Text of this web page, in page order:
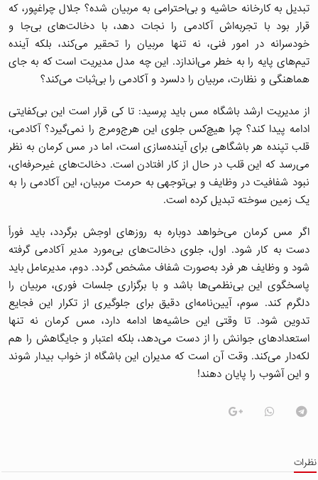
تبدیل به کارخانه حاشیه و بی‌احترامی به مربیان شده؟ جلال چراغپور، که
قرار بود با تجربه‌اش آکادمی را نجات دهد، با دخالت‌های بی‌جا و
خودسرانه در امور فنی، نه تنها مربیان را تحقیر می‌کند، بلکه آینده
تیم‌های پایه را به خطر می‌اندازد. این چه مدل مدیریت است که به جای
هماهنگی و نظارت، مربیان را دلسرد و آکادمی را بی‌ثبات می‌کند؟
از مدیریت ارشد باشگاه مس باید پرسید: تا کی قرار است این بی‌کفایتی
ادامه پیدا کند؟ چرا هیچ‌کس جلوی این هرج‌ومرج را نمی‌گیرد؟ آکادمی،
قلب تپنده هر باشگاهی برای آینده‌سازی است، اما در مس کرمان به نظر
می‌رسد که این قلب در حال از کار افتادن است. دخالت‌های غیرحرفه‌ای،
نبود شفافیت در وظایف و بی‌توجهی به حرمت مربیان، این آکادمی را به
یک زمین سوخته تبدیل کرده است.
اگر مس کرمان می‌خواهد دوباره به روزهای اوجش برگردد، باید فوراً
دست به کار شود. اول، جلوی دخالت‌های بی‌مورد مدیر آکادمی گرفته
شود و وظایف هر فرد به‌صورت شفاف مشخص گردد. دوم، مدیرعامل باید
پاسخگوی این بی‌نظمی‌ها باشد و با برگزاری جلسات فوری، مربیان را
دلگرم کند. سوم، آیین‌نامه‌ای دقیق برای جلوگیری از تکرار این فجایع
تدوین شود. تا وقتی این حاشیه‌ها ادامه دارد، مس کرمان نه تنها
استعدادهای جوانش را از دست می‌دهد، بلکه اعتبار و جایگاهش را هم
لکه‌دار می‌کند. وقت آن است که مدیران این باشگاه از خواب بیدار شوند
و این آشوب را پایان دهند!
نظرات